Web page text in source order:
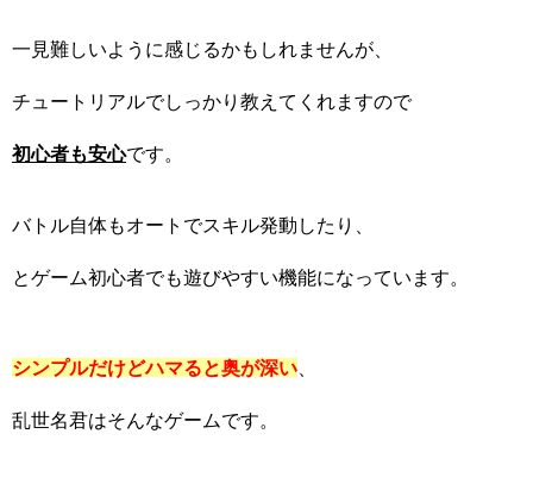
一見難しいように感じるかもしれませんが、
チュートリアルでしっかり教えてくれますので
初心者も安心です。
バトル自体もオートでスキル発動したり、
とゲーム初心者でも遊びやすい機能になっています。
シンプルだけどハマると奥が深い
乱世名君はそんなゲームです。